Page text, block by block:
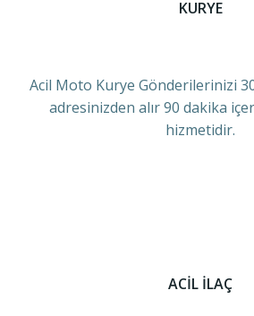
KURYE
Acil Moto Kurye Gönderilerinizi
adresinizden alır 90 dakika
hizmetidir.
ACİL İLAÇ